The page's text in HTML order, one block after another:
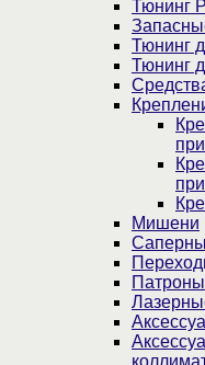
Тюнинг
Тюнинг
Тюнинг
Мишени
Патроны